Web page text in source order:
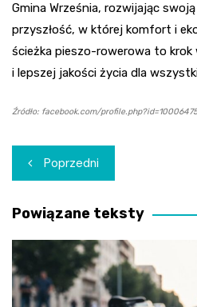
Gmina Września, rozwijając
przyszłość, w której komfort i
ścieżka pieszo-rowerowa to krok
i lepszej jakości życia dla
Źródło: facebook.com/
Nawigacja
wpisu
Poprzedni
Powiązane teksty